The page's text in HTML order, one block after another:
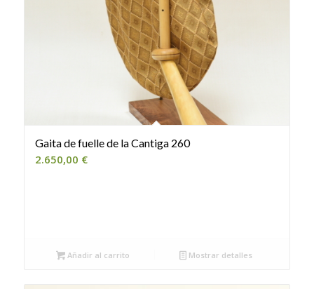
Gaita de fuelle de la Cantiga 260
2.650,00 €
Añadir al carrito Mostrar detalles